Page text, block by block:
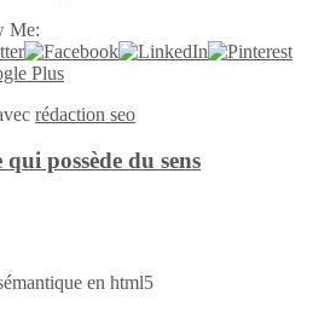
Me:
rédaction seo
possède du sens